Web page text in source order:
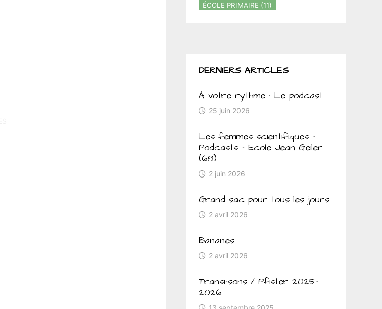
haut/bas
ÉCOLE PRIMAIRE (11)
DERNIERS ARTICLES
À votre rythme : Le podcast
25 juin 2026
Les femmes scientifiques –
Podcasts – Ecole Jean Geiler
(68)
2 juin 2026
Grand sac pour tous les jours
2 avril 2026
Bananes
2 avril 2026
Transi-sons / Pfister 2025-
2026